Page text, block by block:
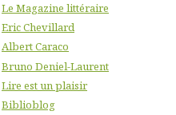
Le Magazine littéraire
Eric Chevillard
Albert Caraco
Bruno Deniel-Laurent
Lire est un plaisir
Biblioblog